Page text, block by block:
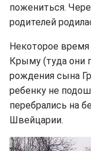
пожениться.
родителей
Некоторое
Крыму (туда они
рождения сына
ребенку не
перебрались на
Швейцарии.